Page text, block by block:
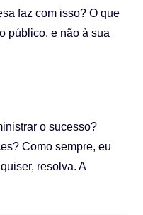
faz com isso? O que
público, e não à sua
o sucesso?
Como sempre, eu
resolva. A